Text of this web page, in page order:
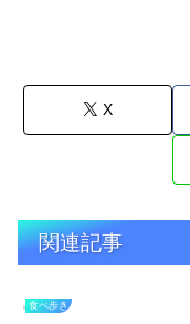
X
関連記事
食べ歩き